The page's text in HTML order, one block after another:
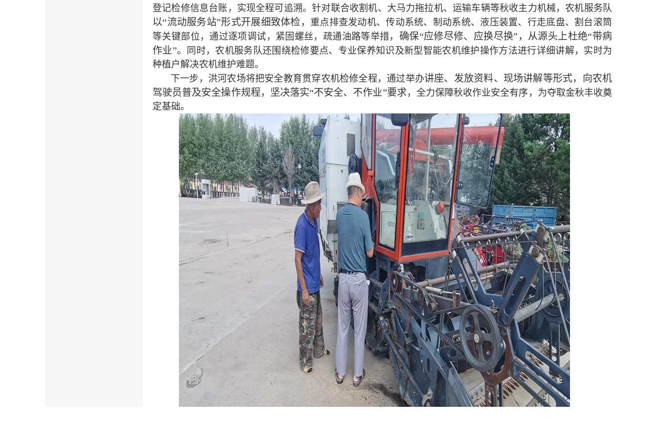
登记检修信息台账，实现全程可追溯。针对联合收割机、大马力拖拉机、运输车辆等秋收主力机械，农机服务队
以“流动服务站”形式开展细致体检， 重点排查发动机、传动系统、制动系统、液压装置、行走底盘、割台滚筒
等关键部位，通过逐项调试，紧固螺丝，疏通油路等举措，确保“应修尽修、应换尽换”，从源头上杜绝“带病
作业”。
同时，农机服务队还围绕检修要点、专业保养知识及新型智能农机维护操作方法进行详细讲解，实时为
种植户解决农机维护难题。
下一步，洪河农场将把安全教育贯穿农机检修全程，通过举办讲座、发放资料、现场讲解等形式，向农机
驾驶员普及安全操作规程，坚决落实“不安全、不作业”要求， 全力保障秋收作业安全有序，为夺取金秋丰收奠
定基础。